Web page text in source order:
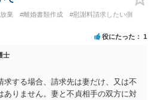
棄 #離婚書類作成
#慰謝料請求したい側
役にたった 1
士
求する場合、請求先は妻だけ、又は不
ありません。妻と不貞相手の双方に対